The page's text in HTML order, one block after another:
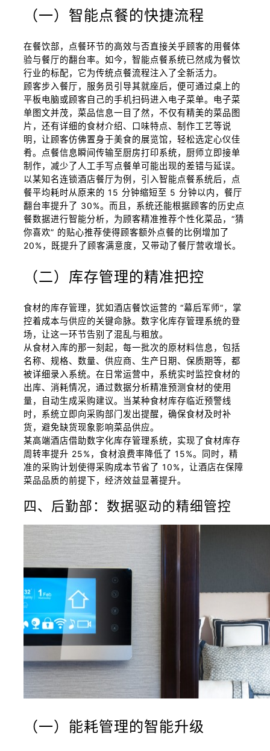
（一）智能点餐的快捷流程
在餐饮部，点餐环节的高效与否直接关乎顾客的用餐体
验与餐厅的翻台率。如今，智能点餐系统已然成为餐饮
行业的标配，它为传统点餐流程注入了全新活力。
顾客步入餐厅，服务员引导其就座后，便可通过桌上的
平板电脑或顾客自己的手机扫码进入电子菜单。电子菜
单图文并茂，菜品信息一目了然，不仅有精美的菜品图
片，还有详细的食材介绍、口味特点、制作工艺等说
明，让顾客仿佛置身于美食的展览馆，轻松选定心仪佳
肴。点餐信息瞬间传输至厨房打印系统，厨师立即接单
制作，减少了人工手写点餐单可能出现的差错与延误。
以某知名连锁酒店餐厅为例，引入智能点餐系统后，点
餐平均耗时从原来的 15 分钟缩短至 5 分钟以内，餐厅
翻台率提升了 30%。而且，系统还能根据顾客的历史点
餐数据进行智能分析，为顾客精准推荐个性化菜品，“猜
你喜欢” 的贴心推荐使得顾客额外点餐的比例增加了
20%，既提升了顾客满意度，又带动了餐厅营收增长。
（二）库存管理的精准把控
食材的库存管理，犹如酒店餐饮运营的 “幕后军师”，掌
控着成本与供应的关键命脉。数字化库存管理系统的登
场，让这一环节告别了混乱与粗放。
从食材入库的那一刻起，每一批次的原材料信息，包括
名称、规格、数量、供应商、生产日期、保质期等，都
被详细录入系统。在日常运营中，系统实时监控食材的
出库、消耗情况，通过数据分析精准预测食材的使用
量，自动生成采购建议。当某种食材库存临近预警线
时，系统立即向采购部门发出提醒，确保食材及时补
货，避免缺货现象影响菜品供应。
某高端酒店借助数字化库存管理系统，实现了食材库存
周转率提升 25%，食材浪费率降低了 15%。同时，精
准的采购计划使得采购成本节省了 10%，让酒店在保障
菜品品质的前提下，经济效益显著提升。
四、后勤部：数据驱动的精细管控
（一）能耗管理的智能升级